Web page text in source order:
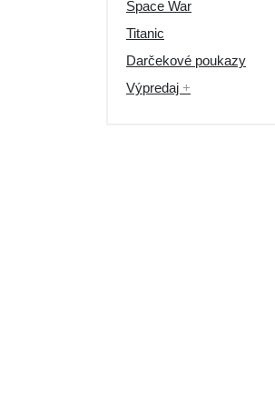
Space War
Titanic
Darčekové poukazy
Výpredaj +